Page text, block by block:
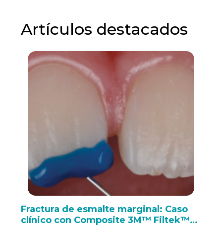
Artículos destacados
Fractura de esmalte marginal: Caso
clínico con Composite 3M™ Filtek™